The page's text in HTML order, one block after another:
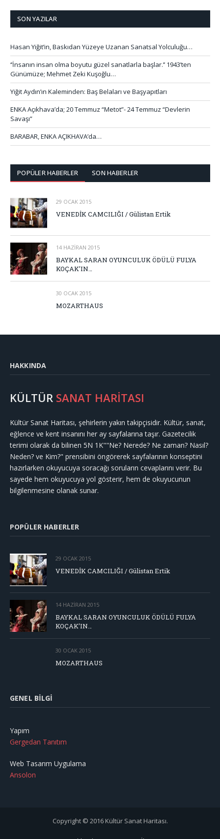
SON YAZILAR
Hasan Yiğit’in, Baskıdan Yüzeye Uzanan Sanatsal Yolculuğu…
‘’İnsanın insan olma boyutu güzel sanatlarla başlar.’’ 1943’ten
Günümüze; Mehmet Zeki Kuşoğlu…
Yiğit Aydın’ın Kaleminden: Baş Belaları ve Başyapıtları
ENKA Açıkhava’da; 20 Temmuz “Metot”- 24 Temmuz “Devlerin
Savaşı”
BARABAR, ENKA AÇIKHAVA’da…
POPÜLER HABERLER SON HABERLER
29 OCAK 2015
VENEDİK CAMCILIĞI / Gülistan Ertik
14 HAZIRAN 2015
BAYKAL SARAN OYUNCULUK ÖDÜLÜ FULYA
KOÇAK’IN…
30 OCAK 2015
MOZARTHAUS
HAKKINDA
KÜLTÜR SANAT HARİTASI
Kültür Sanat Haritası, şehirlerin yakın takipçisidir. Kültür, sanat,
eğlence ve kent insanını her ay sayfalarına taşır. Gazetecilik
terimi olarak da bilinen 5N 1K""Ne? Nerede? Ne zaman? Nasıl?
Neden? ve Kim?" prensibini öngörerek sayfalarının konseptini
hazırlarken okuyucuya soracağı soruların cevaplarını verir. Bu
sayede hem okuyucuya yol gösterir, hem de okuyucunun
bilgilenmesine olanak sunar.
POPÜLER HABERLER
29 OCAK 2015
VENEDİK CAMCILIĞI / Gülistan Ertik
14 HAZIRAN 2015
BAYKAL SARAN OYUNCULUK ÖDÜLÜ FULYA
KOÇAK’IN…
30 OCAK 2015
MOZARTHAUS
GENEL BILGI
Yapım
Gergedan Tanıtım
Web Tasarım Uygulama
Ansolon
Copyright © 2016 Kültür Sanat Haritası.